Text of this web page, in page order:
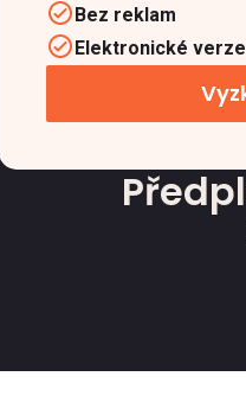
Bez reklam
Elektronické